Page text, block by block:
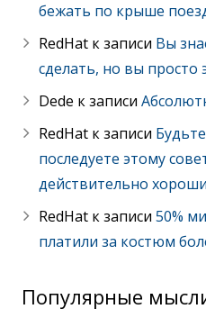
бежать по крыше
RedHat к записи Вы
сделать, но вы просто
Dede к записи
RedHat к записи
последуете этому
действительно
RedHat к записи50%
платили за костюм
Популярные